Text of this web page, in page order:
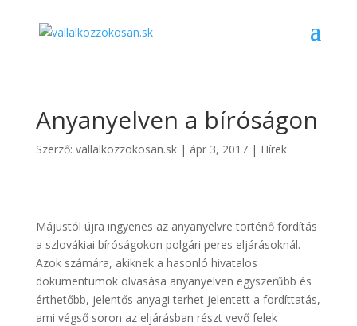
Anyanyelven a bíróságon
Szerző: vallalkozzokosan.sk| ápr 3, 2017| Hírek
Májustól újra ingyenes az anyanyelvre történő fordítás
a szlovákiai bíróságokon polgári peres eljárásoknál.
Azok számára, akiknek a hasonló hivatalos
dokumentumok olvasása anyanyelven egyszerűbb és
érthetőbb, jelentős anyagi terhet jelentett a fordíttatás,
ami végső soron az eljárásban részt vevő felek